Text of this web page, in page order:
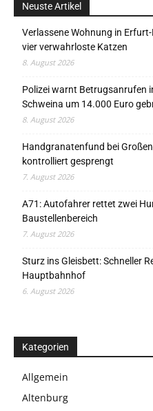
Neuste Artikel
Verlassene Wohnung in
vier verwahrloste Katzen
8. August 2026
Polizei warnt Betrugsanrufen
Schweina um 14.000 Euro
8. August 2026
Handgranatenfund bei
kontrolliert gesprengt
7. August 2026
A71: Autofahrer rettet zwei
Baustellenbereich
7. August 2026
Sturz ins Gleisbett: Schneller
Hauptbahnhof
6. August 2026
Kategorien
Allgemein
Altenburg